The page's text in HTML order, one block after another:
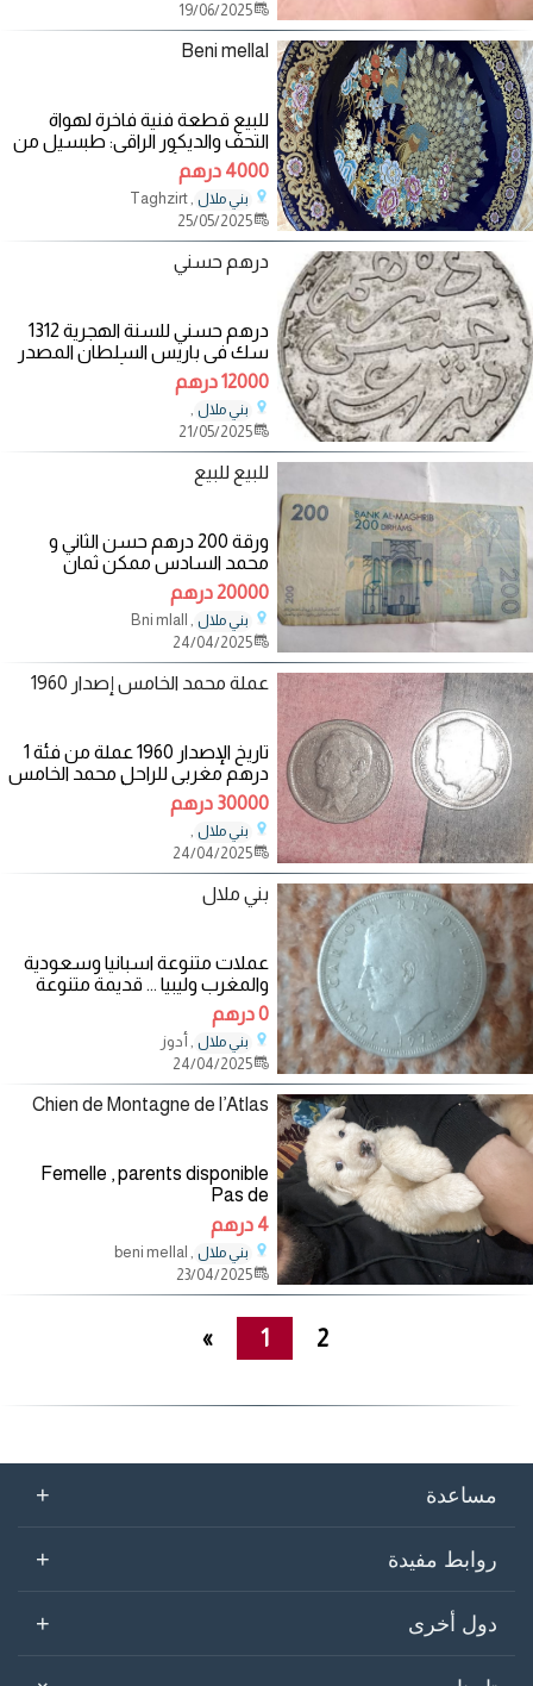
19/06/2025
Beni mellal
للبيع قطعة فنية فاخرة لهواة
التحف والديكور الراقي: طبسيل من
البورسلان الأزرق الكوبالت، مزين
4000 درهم
بني ملال , Taghzirt
25/05/2025
درهم حسني
درهم حسني للسنة الهجرية 1312
سك في باريس السلطان المصدر
:السلطان الحسن الأول المعدن:
12000 درهم
بني ملال ,
21/05/2025
للبيع للبيع
ورقة 200 درهم حسن الثاني و
محمد السادس ممكن ثمان
مناسبه بلا تبزيط
20000 درهم
بني ملال , Bni mlall
24/04/2025
عملة محمد الخامس إصدار 1960
تاريخ الإصدار 1960 عملة من فئة 1
درهم مغربي للراحل محمد الخامس
لي عطا ثمن زوين الله يسخر ليه
30000 درهم
بني ملال ,
24/04/2025
بني ملال
عملات متنوعة اسبانيا وسعودية
والمغرب وليبيا ... قديمة متنوعة
0 درهم
بني ملال , أدوز
24/04/2025
Chien de Montagne de l’Atlas
Femelle , parents disponible
Pas de
4 درهم
بني ملال , beni mellal
23/04/2025
1 2
»
مساعدة +
روابط مفيدة +
دول أخرى +